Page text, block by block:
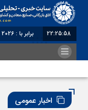
22:26:00 برابر با : Thursday - 6 August - 2026
اخبار عمومی